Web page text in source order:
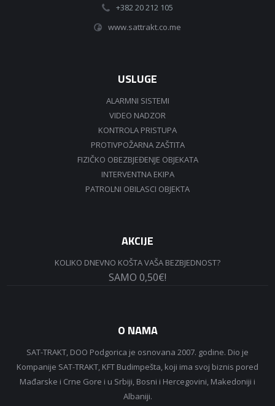
+382 20 212 105
www.sattrakt.co.me
USLUGE
ALARMNI SISTEMI
VIDEO NADZOR
KONTROLA PRISTUPA
PROTIVPOŽARNA ZAŠTITA
FIZIČKO OBEZBJEĐENJE OBJEKATA
INTERVENTNA EKIPA
PATROLNI OBILASCI OBJEKTA
AKCIJE
KOLIKO DNEVNO KOŠTA VAŠA BEZBJEDNOST?
SAMO 0,50€!
O NAMA
SAT-TRAKT, DOO Podgorica je osnovana 2007. godine. Dio je
Kompanije SAT-TRAKT, KFT Budimpešta, koji ima svoj biznis pored
Mađarske i Crne Gore i u Srbiji, Bosni i Hercegovini, Makedoniji i
Albaniji.